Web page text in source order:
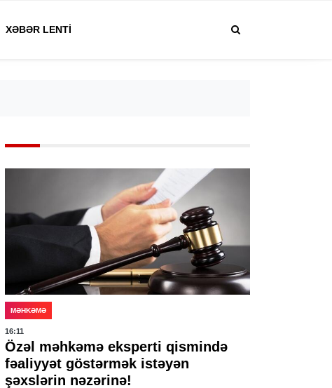
XƏBƏR LENTI
MƏHKƏMƏ
16:11
Özəl məhkəmə eksperti qismində
fəaliyyət göstərmək istəyən
şəxslərin nəzərinə!